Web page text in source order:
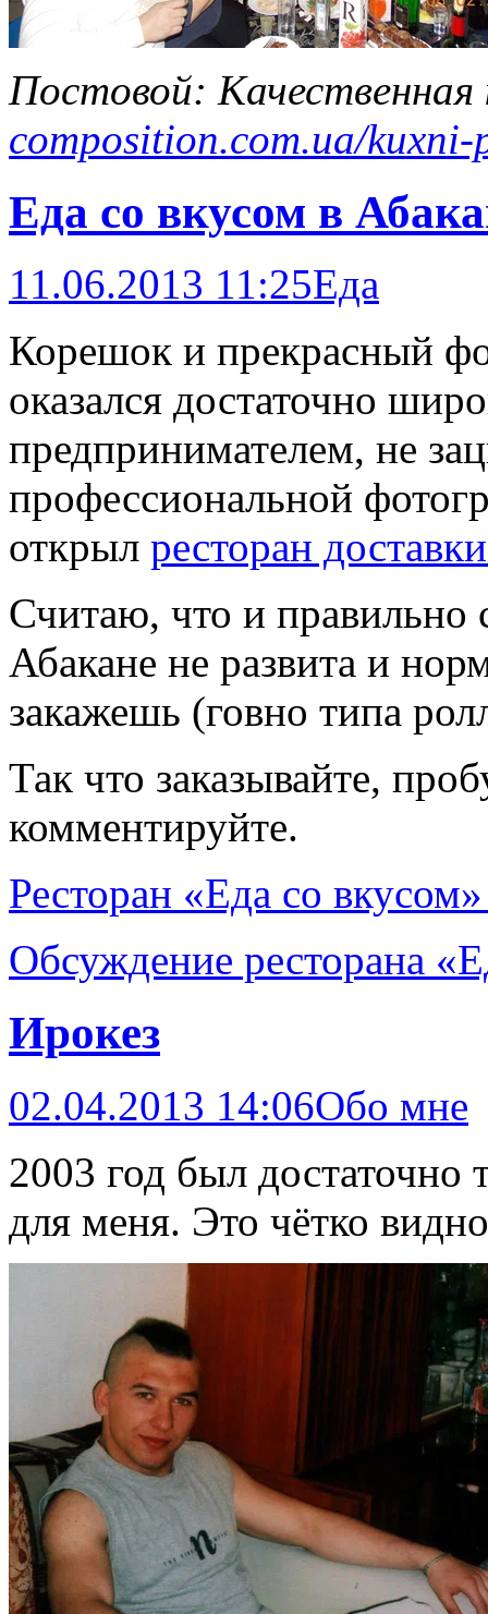
Постовой: Качественная
composition.com.ua/kuxni-
Еда со вкусом в
11.06.2013 11:25Еда
Корешок и прекрасный
оказался достаточно
предпринимателем, не
профессиональной
открыл ресторан
Считаю, что и правильно
Абакане не развита и
закажешь (говно типа
Так что заказывайте,
комментируйте.
Ресторан «Еда со
Обсуждение ресторана
Ирокез
02.04.2013 14:06Обо мне
2003 год был
для меня. Это чётко